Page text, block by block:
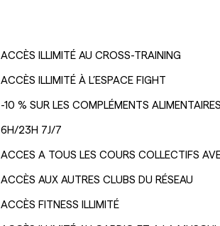
ACCÈS ILLIMITÉ AU CROSS-TRAINING
ACCÈS ILLIMITÉ À L’ESPACE FIGHT
-10 % SUR LES COMPLÉMENTS
6H/23H 7J/7
ACCES A TOUS LES COURS COLLECTIFS
ACCÈS AUX AUTRES CLUBS DU RÉSEAU
ACCÈS FITNESS ILLIMITÉ